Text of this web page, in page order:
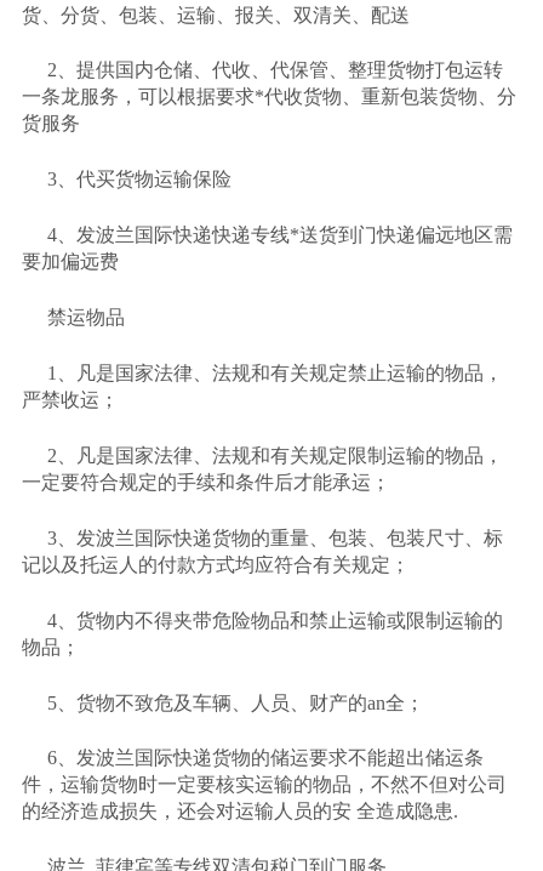
货、分货、包装、运输、报关、双清关、配送
2、提供国内仓储、代收、代保管、整理货物打包运转
一条龙服务，可以根据要求*代收货物、重新包装货物、分
货服务
3、代买货物运输保险
4、发波兰国际快递快递专线*送货到门快递偏远地区需
要加偏远费
禁运物品
1、凡是国家法律、法规和有关规定禁止运输的物品，
严禁收运；
2、凡是国家法律、法规和有关规定限制运输的物品，
一定要符合规定的手续和条件后才能承运；
3、发波兰国际快递货物的重量、包装、包装尺寸、标
记以及托运人的付款方式均应符合有关规定；
4、货物内不得夹带危险物品和禁止运输或限制运输的
物品；
5、货物不致危及车辆、人员、财产的an全；
6、发波兰国际快递货物的储运要求不能超出储运条
件，运输货物时一定要核实运输的物品，不然不但对公司
的经济造成损失，还会对运输人员的安 全造成隐患.